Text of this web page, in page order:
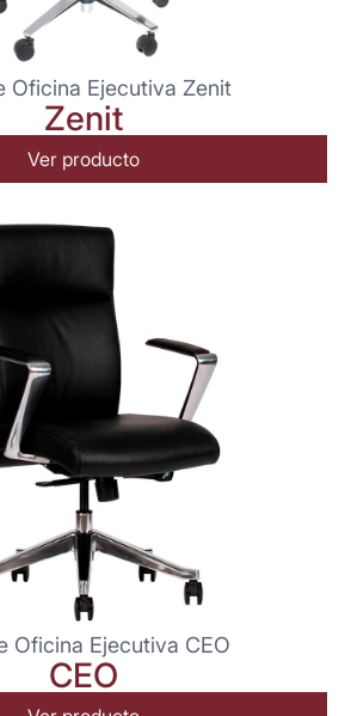
Oficina Ejecutiva Zenit
Zenit
Ver producto
Oficina Ejecutiva CEO
CEO